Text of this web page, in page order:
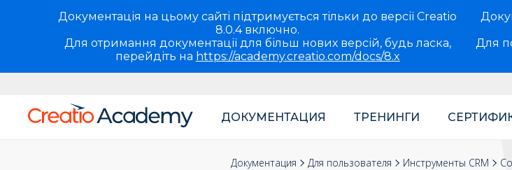
Документація на цьому сайті підтримується тільки до версії Creatio
8.0.4 включно.
Для отримання документації для більш нових версій, будь ласка,
перейдіть на https://academy.creatio.com/docs/8.x
Для
Основная
ДОКУМЕНТАЦИЯ ТРЕНИНГИ
Документация Для пользователя Инструменты CRM